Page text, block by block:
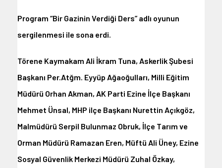
Program “Bir Gazinin Verdiği Ders” adlı oyunun
sergilenmesi ile sona erdi.
Törene Kaymakam Ali İkram Tuna, Askerlik Şubesi
Başkanı Per.Atğm. Eyyüp Ağaoğulları, Milli Eğitim
Müdürü Orhan Akman, AK Parti Ezine İlçe Başkanı
Mehmet Ünsal, MHP ilçe Başkanı Nurettin Açıkgöz,
Malmüdürü Serpil Bulunmaz Obruk, İlçe Tarım ve
Orman Müdürü Ramazan Eren, Müftü Ali Üney, Ezine
Sosyal Güvenlik Merkezi Müdürü Zuhal Özkay,